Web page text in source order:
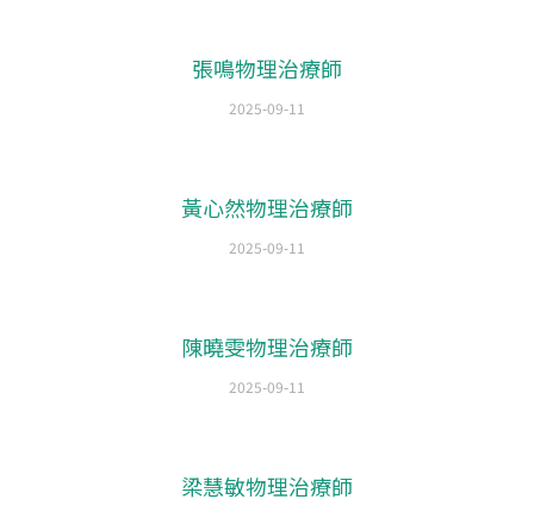
張鳴物理治療師
2025-09-11
黃心然物理治療師
2025-09-11
陳曉雯物理治療師
2025-09-11
梁慧敏物理治療師